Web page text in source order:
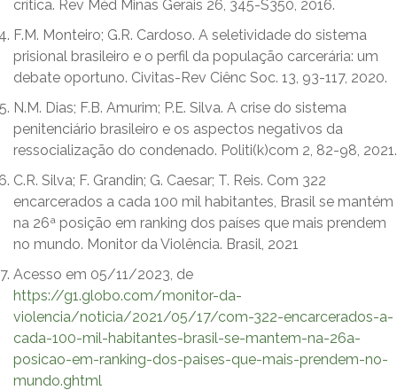
crítica. Rev Méd Minas Gerais 26, 345-S350, 2016.
F.M. Monteiro; G.R. Cardoso. A seletividade do sistema
prisional brasileiro e o perfil da população carcerária: um
debate oportuno. Civitas-Rev Ciênc Soc. 13, 93-117, 2020.
N.M. Dias; F.B. Amurim; P.E. Silva. A crise do sistema
penitenciário brasileiro e os aspectos negativos da
ressocialização do condenado. Politi(k)com 2, 82-98, 2021.
C.R. Silva; F. Grandin; G. Caesar; T. Reis. Com 322
encarcerados a cada 100 mil habitantes, Brasil se mantém
na 26ª posição em ranking dos países que mais prendem
no mundo. Monitor da Violência. Brasil, 2021
Acesso em 05/11/2023, de
https://g1.globo.com/monitor-da-
violencia/noticia/2021/05/17/com-322-encarcerados-a-
cada-100-mil-habitantes-brasil-se-mantem-na-26a-
posicao-em-ranking-dos-paises-que-mais-prendem-no-
mundo.ghtml